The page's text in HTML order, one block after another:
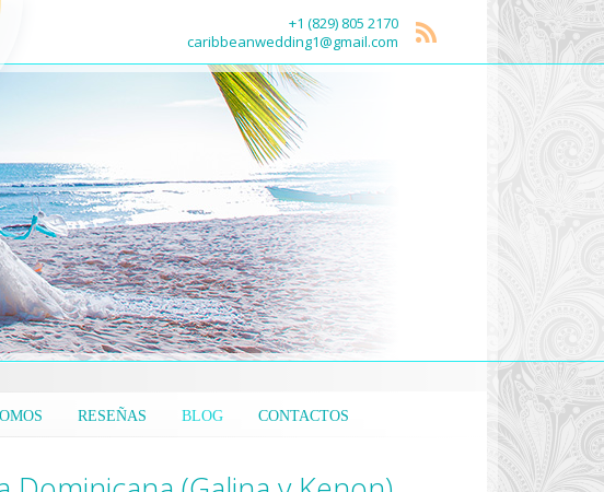
+1 (829) 805 2170
caribbeanwedding1@gmail.com
RESEÑAS BLOG CONTACTOS